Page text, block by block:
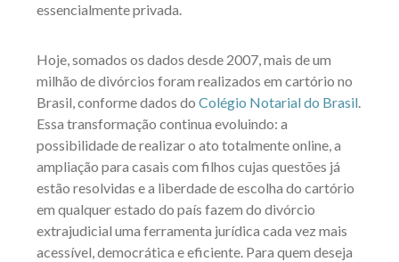
essencialmente privada.
Hoje, somados os dados desde 2007, mais de um
milhão de divórcios foram realizados em cartório no
Brasil, conforme dados do Colégio Notarial do Brasil.
Essa transformação continua evoluindo: a
possibilidade de realizar o ato totalmente online, a
ampliação para casais com filhos cujas questões já
estão resolvidas e a liberdade de escolha do cartório
em qualquer estado do país fazem do divórcio
extrajudicial uma ferramenta jurídica cada vez mais
acessível, democrática e eficiente. Para quem deseja